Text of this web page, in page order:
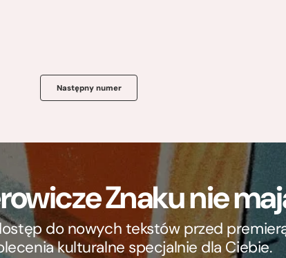
Następny numer
Znaku nie
do nowych tekstów przed
kulturalne specjalnie dla Ciebie.